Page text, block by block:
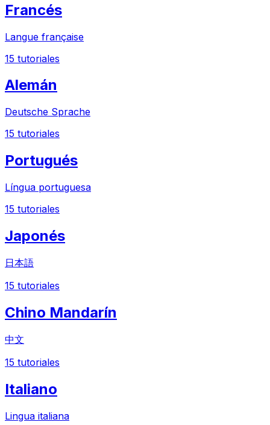
Francés
Langue française
15 tutoriales
Alemán
Deutsche Sprache
15 tutoriales
Portugués
Língua portuguesa
15 tutoriales
Japonés
日本語
15 tutoriales
Chino Mandarín
中文
15 tutoriales
Italiano
Lingua italiana